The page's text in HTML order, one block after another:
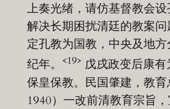
上奏光绪，请仿基督教会
解决长期困扰清廷的教案
定孔教为国教，中央及地
纪年。
<19> 戊戌政变后康
保皇保教。民国肇建，教
1940）一改前清教育宗旨